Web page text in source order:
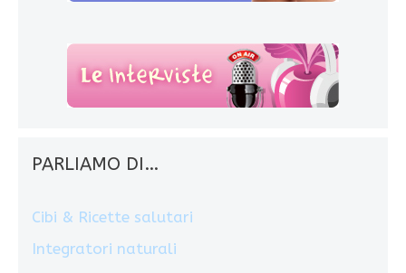
PARLIAMO DI…
Cibi & Ricette salutari
Integratori naturali